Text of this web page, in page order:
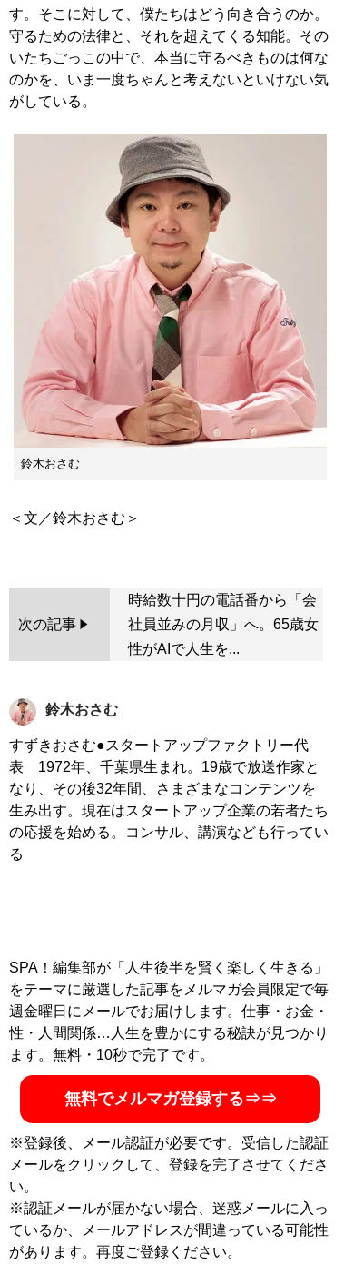
す。そこに対して、僕たちはどう向き合うのか。
守るための法律と、それを超えてくる知能。その
いたちごっこの中で、本当に守るべきものは何な
のかを、いま一度ちゃんと考えないといけない気
がしている。
鈴木おさむ
＜文／鈴木おさむ＞
次の記事
時給数十円の電話番から「会
社員並みの月収」へ。65歳女
性がAIで人生を...
鈴木おさむ
すずきおさむ●スタートアップファクトリー代
表 1972年、千葉県生まれ。19歳で放送作家と
なり、その後32年間、さまざまなコンテンツを
生み出す。現在はスタートアップ企業の若者たち
の応援を始める。コンサル、講演なども行ってい
る
SPA！編集部が「人生後半を賢く楽しく生きる」
をテーマに厳選した記事をメルマガ会員限定で毎
週金曜日にメールでお届けします。仕事・お金・
性・人間関係…人生を豊かにする秘訣が見つかり
ます。無料・10秒で完了です。
無料でメルマガ登録する⇒⇒
※登録後、メール認証が必要です。受信した認証
メールをクリックして、登録を完了させてくださ
い。
※認証メールが届かない場合、迷惑メールに入っ
ているか、メールアドレスが間違っている可能性
があります。再度ご登録ください。